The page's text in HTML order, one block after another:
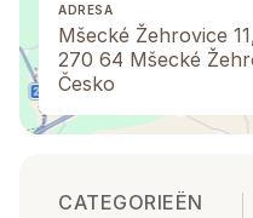
ADRESA
Mšecké Žehrovice
270 64 Mšecké
Česko
CATEGORIEËN